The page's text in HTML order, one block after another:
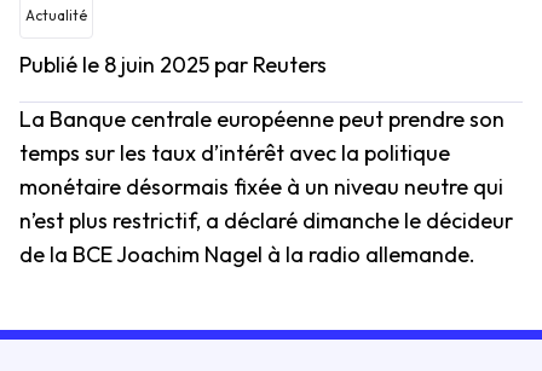
Actualité
Publié le 8 juin 2025 par Reuters
La Banque centrale européenne peut prendre son
temps sur les taux d’intérêt avec la politique
monétaire désormais fixée à un niveau neutre qui
n’est plus restrictif, a déclaré dimanche le décideur
de la BCE Joachim Nagel à la radio allemande.